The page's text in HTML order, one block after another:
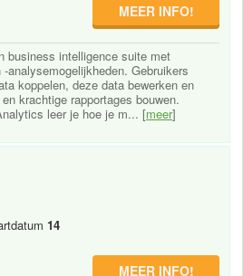
MEER INFO!
business intelligence suite met
analysemogelijkheden. Gebruikers
koppelen, deze data bewerken en
krachtige rapportages bouwen.
leer je hoe je m... [meer]
14
MEER INFO!